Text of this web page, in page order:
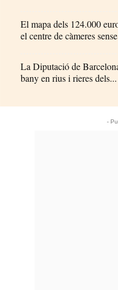
El mapa dels 124.000
el centre de càmeres
La Diputació de
bany en rius i rieres dels...
-